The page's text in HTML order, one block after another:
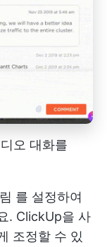
오 대화를
를 설정하여
. ClickUp을 사
조정할 수 있